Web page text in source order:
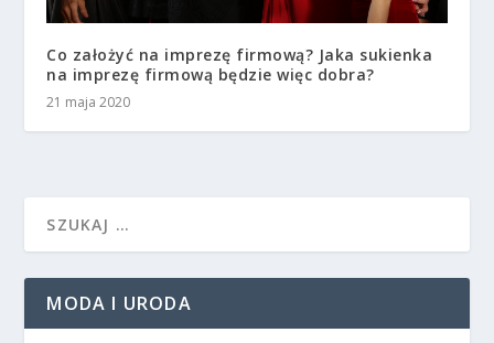
Co założyć na imprezę firmową? Jaka sukienka
na imprezę firmową będzie więc dobra?
21 maja 2020
MODA I URODA